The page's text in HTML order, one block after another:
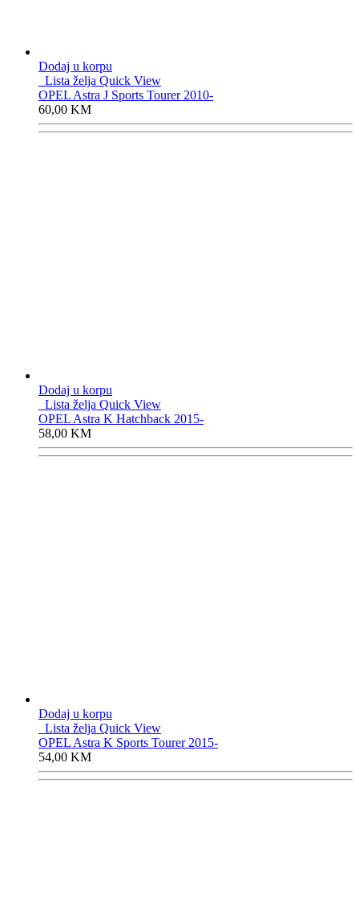
Dodaj u korpu
Lista želja Quick View
OPEL Astra J Sports Tourer 2010-
60,00 KM
Dodaj u korpu
Lista želja Quick View
OPEL Astra K Hatchback 2015-
58,00 KM
Dodaj u korpu
Lista želja Quick View
OPEL Astra K Sports Tourer 2015-
54,00 KM